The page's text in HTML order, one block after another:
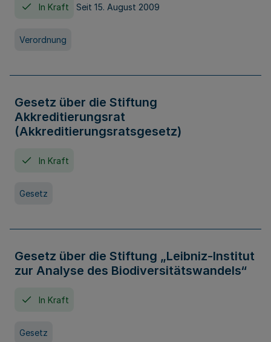
In Kraft Seit 15. August 2009
Verordnung
Gesetz über die Stiftung
Akkreditierungsrat
(Akkreditierungsratsgesetz)
In Kraft
Gesetz
Gesetz über die Stiftung „Leibniz-Institut
zur Analyse des Biodiversitätswandels“
In Kraft
Gesetz